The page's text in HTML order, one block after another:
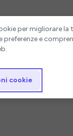
cookie
per migliorare la
preferenze e
cookie